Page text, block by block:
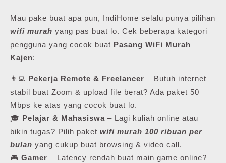
Mau pake buat apa pun, IndiHome selalu punya pilihan
wifi murah yang pas buat lo. Cek beberapa kategori
pengguna yang cocok buat Pasang WiFi Murah
Kajen:
👨‍💻 Pekerja Remote & Freelancer – Butuh internet
stabil buat Zoom & upload file berat? Ada paket 50
Mbps ke atas yang cocok buat lo.
🎓 Pelajar & Mahasiswa – Lagi kuliah online atau
bikin tugas? Pilih paket wifi murah 100 ribuan per
bulan yang cukup buat browsing & video call.
🎮 Gamer – Latency rendah buat main game online?